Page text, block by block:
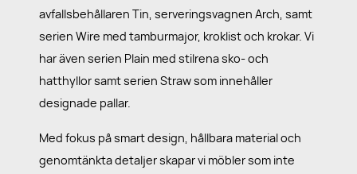
avfallsbehållaren Tin, serveringsvagnen Arch, samt
serien Wire med tamburmajor, kroklist och krokar. Vi
har även serien Plain med stilrena sko- och
hatthyllor samt serien Straw som innehåller
designade pallar.
Med fokus på smart design, hållbara material och
genomtänkta detaljer skapar vi möbler som inte